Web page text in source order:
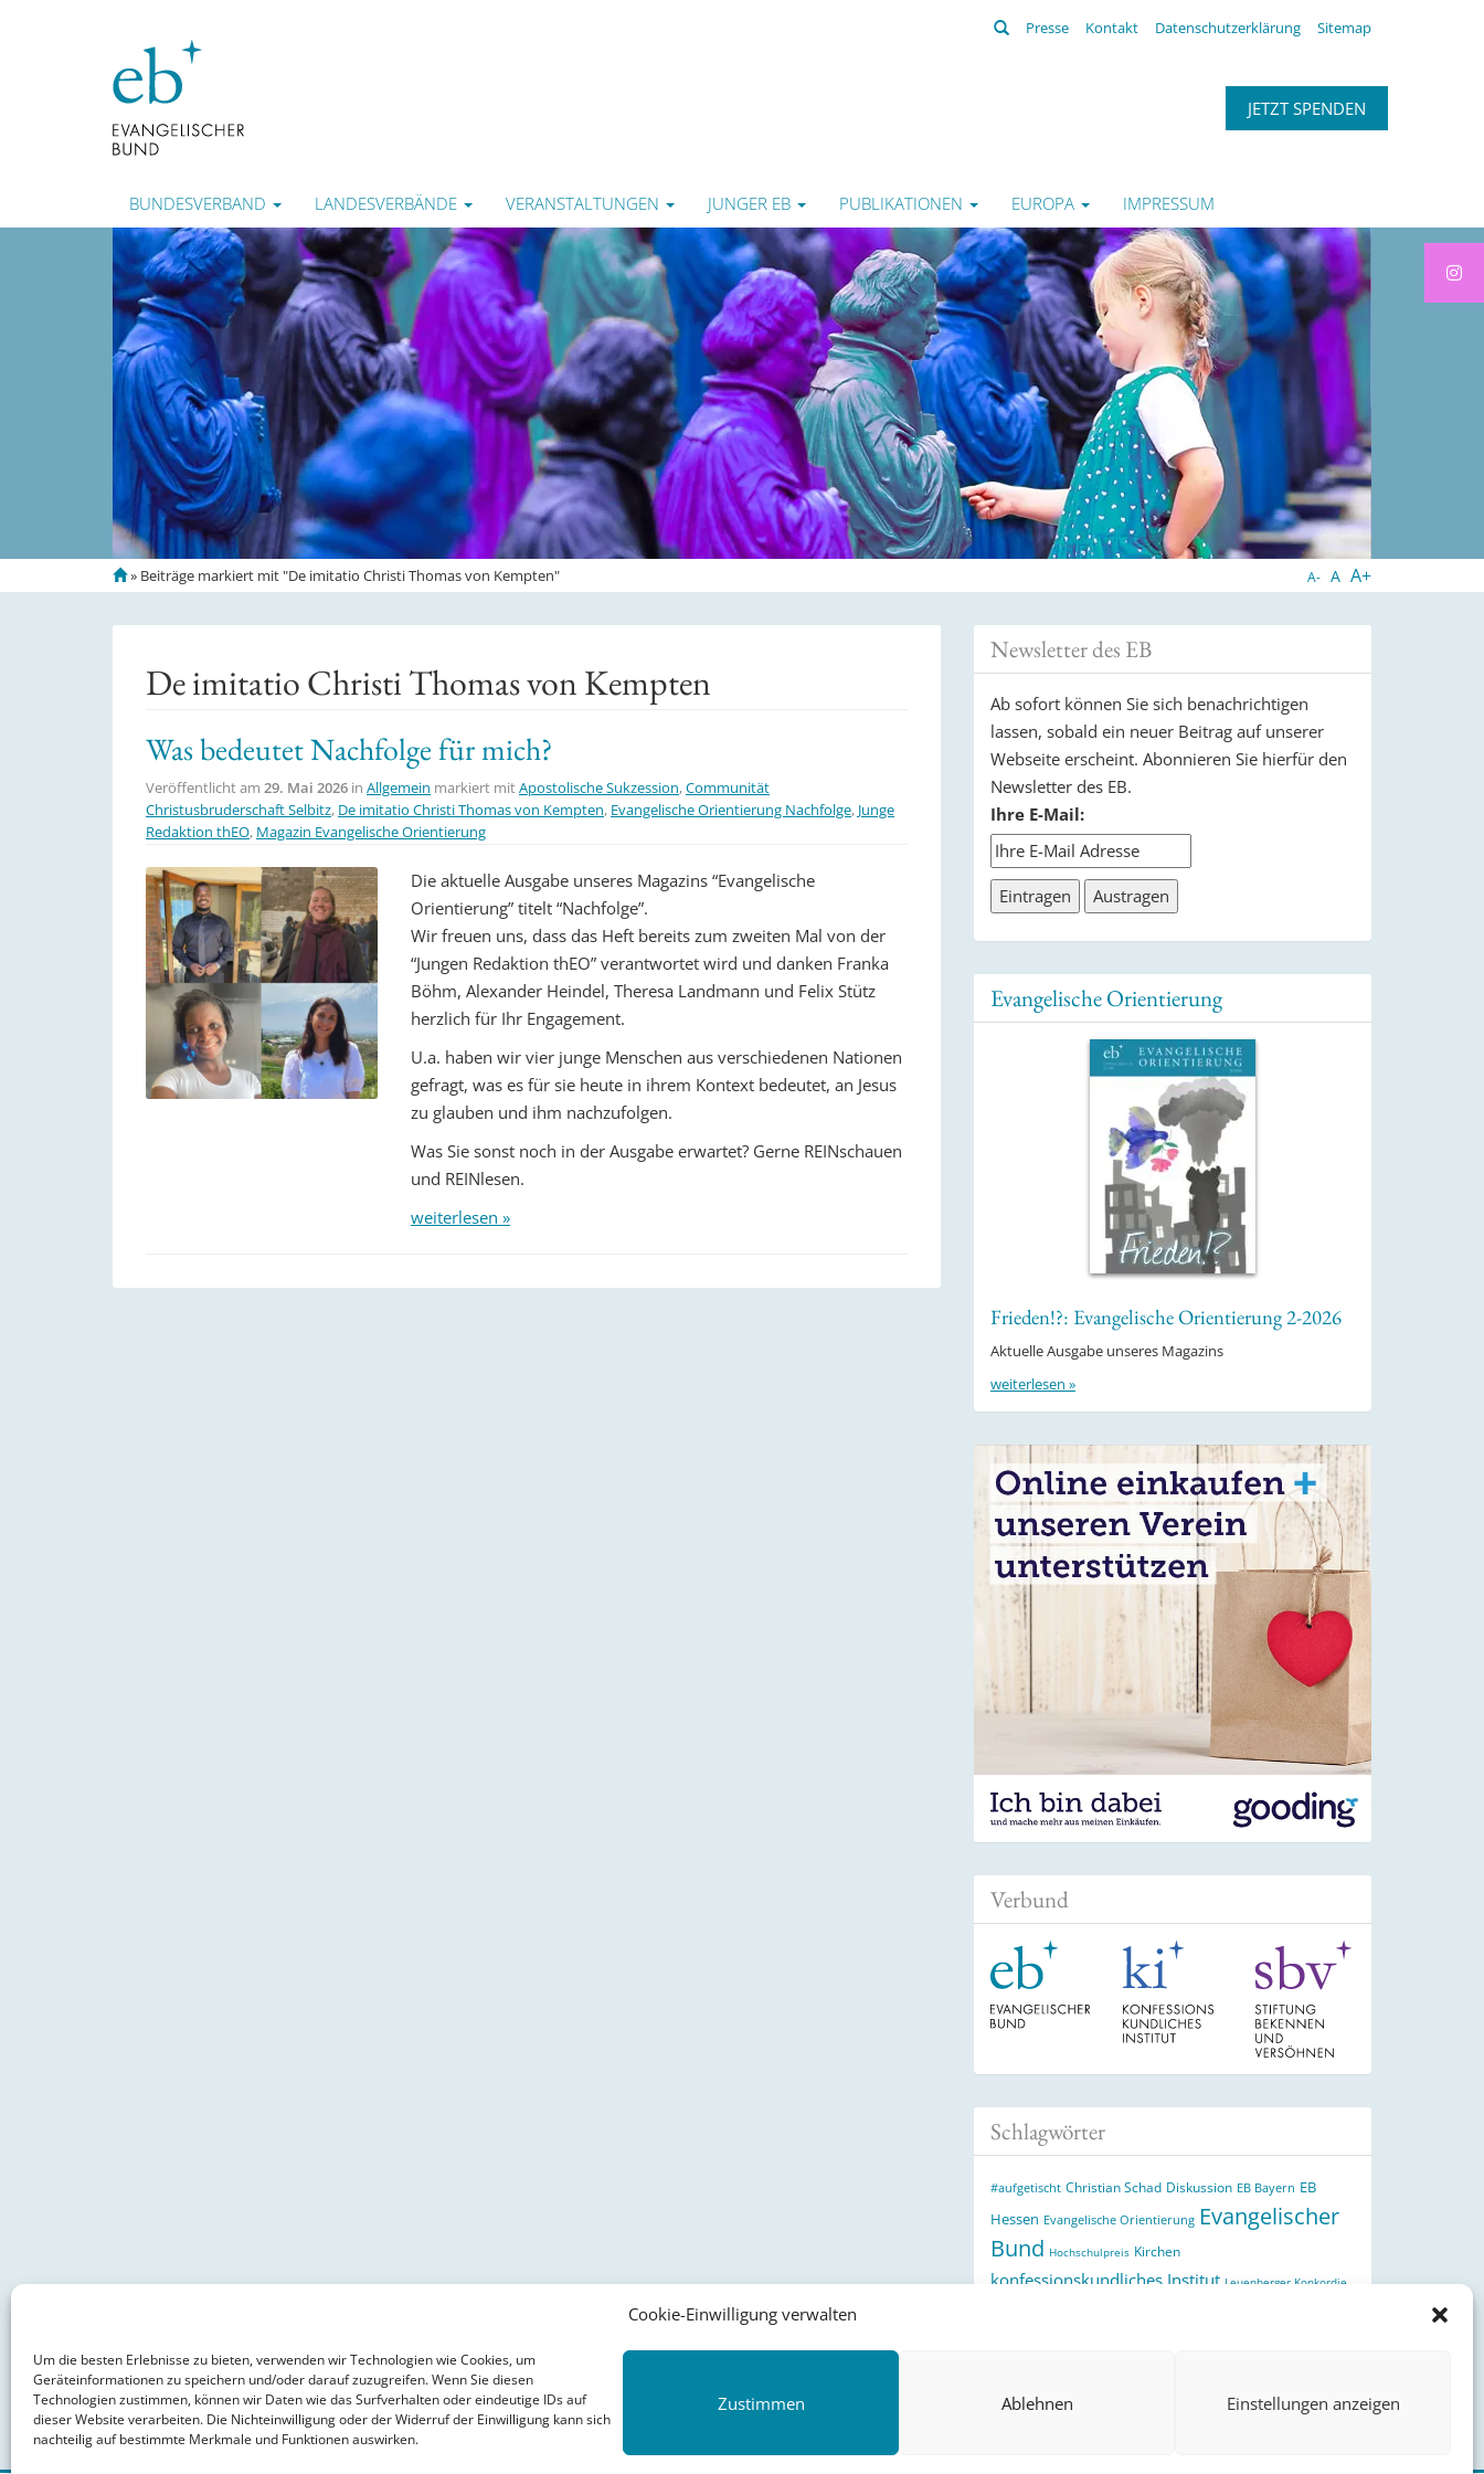
Cookie-Einwilligung verwalten
Um die besten Erlebnisse zu bieten, verwenden wir Technologien wie Cookies, um
Geräteinformationen zu speichern und/oder darauf zuzugreifen. Wenn Sie diesen
Technologien zustimmen, können wir Daten wie das Surfverhalten oder eindeutige IDs auf
dieser Website verarbeiten. Die Nichteinwilligung oder der Widerruf der Einwilligung kann sich
nachteilig auf bestimmte Merkmale und Funktionen auswirken.
Zustimmen Ablehnen Einstellungen anzeigen
Suchen
Presse Kontakt Datenschutzerklärung Sitemap
JETZT SPENDEN
BUNDESVERBAND LANDESVERBÄNDE VERANSTALTUNGEN JUNGER EB PUBLIKATIONEN EUROPA IMPRESSUM
S
t
» Beiträge markiert mit "De imitatio Christi Thomas von Kempten" A- A A+
De imitatio Christi Thomas von Kempten
Was bedeutet Nachfolge für mich?
Veröffentlicht am 29. Mai 2026 in Allgemein markiert mitApostolische Sukzession,Communität
Christusbruderschaft Selbitz, De imitatio Christi Thomas von Kempten, Evangelische Orientierung Nachfolge, Junge
Redaktion thEO, Magazin Evangelische Orientierung
Die aktuelle Ausgabe unseres Magazins “Evangelische
Orientierung” titelt “Nachfolge”.
Wir freuen uns, dass das Heft bereits zum zweiten Mal von der
“Jungen Redaktion thEO” verantwortet wird und danken Franka
Böhm, Alexander Heindel, Theresa Landmann und Felix Stütz
herzlich für Ihr Engagement.
U.a. haben wir vier junge Menschen aus verschiedenen Nationen
gefragt, was es für sie heute in ihrem Kontext bedeutet, an Jesus
zu glauben und ihm nachzufolgen.
Was Sie sonst noch in der Ausgabe erwartet? Gerne REINschauen
und REINlesen.
weiterlesen »
Newsletter des EB
Ab sofort können Sie sich benachrichtigen
lassen, sobald ein neuer Beitrag auf unserer
Webseite erscheint. Abonnieren Sie hierfür den
Newsletter des EB.
Ihre E-Mail:
Evangelische Orientierung
Frieden!?: Evangelische Orientierung 2-2026
Aktuelle Ausgabe unseres Magazins
weiterlesen »
Verbund
Schlagwörter
#aufgetischt Christian Schad Diskussion EB Bayern EB
Hessen Evangelische Orientierung Evangelischer
Bund Hochschulpreis Kirchen
konfessionskundliches Institut Leuenberger Konkordie